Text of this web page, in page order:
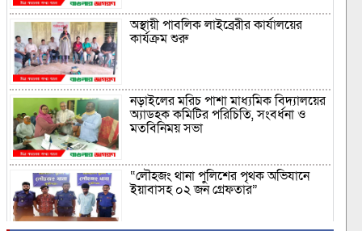
অস্থায়ী পাবলিক লাইব্রেরীর কার্যালয়ের
কার্যক্রম শুরু
নড়াইলের মরিচ পাশা মাধ্যমিক বিদ্যালয়ের
অ্যাডহক কমিটির পরিচিতি, সংবর্ধনা ও
মতবিনিময় সভা
“লৌহজং থানা পুলিশের পৃথক অভিযানে
ইয়াবাসহ ০২ জন গ্রেফতার”